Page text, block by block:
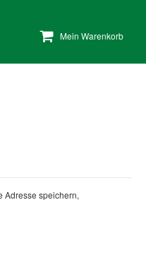
Mein Warenkorb
Adresse speichern,